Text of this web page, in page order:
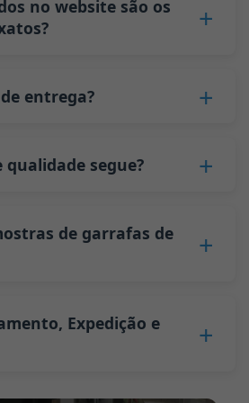
de 700 ml e 750 ml, 5
a aproximadamente 6.000
é também de 6000
sempre que produzimos
garrafa. Este processo de
mudança são de qualidade
temos de aguardar até que a
as garrafas.
nós expedimos as garrafas.
fixos, como mudanças de
reduz os tempos de
(FCL) custa menos do
em quantidades
no website são os
a quantidade, o
nose forneça detalhes como
cotação formal para si.
entrega?
exigirem impressão ou
da China demora
30 dias para a Austrália, 40
qualidade segue?
para garrafas de
Migração de metais pesados
alimentares
de garrafas de
. No entanto, terá de
por garrafa à transportadora.
Expedição e